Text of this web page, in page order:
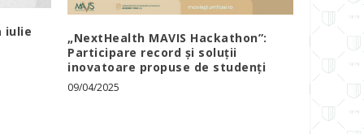
iulie
„NextHealth MAVIS Hackathon”:
Participare record și soluții
inovatoare propuse de studenți
09/04/2025